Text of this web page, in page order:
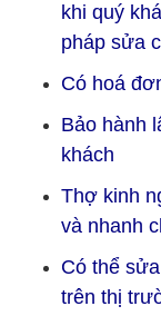
khi quý
pháp sửa
Có hoá
Bảo hành
khách
Thợ kinh
và nhanh
Có thể
trên thị